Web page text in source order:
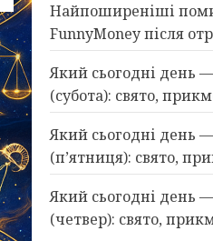
Найпоширеніші
FunnyMoney після
Який сьогодні день
(субота): свято,
Який сьогодні день
(п’ятниця): свято,
Який сьогодні день
(четвер): свято,